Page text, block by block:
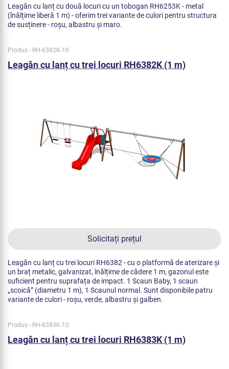
Leagăn cu lanț cu două locuri cu un tobogan RH6253K - metal
(înălțime liberă 1 m) - oferim trei variante de culori pentru structura
de susținere - roșu, albastru și maro.
Produs - RH-6382K-10
Leagăn cu lanț cu trei locuri RH6382K (1 m)
Solicitați prețul
Leagăn cu lanț cu trei locuri RH6382 - cu o platformă de aterizare și
un braț metalic, galvanizat, înălțime de cădere 1 m, gazonul este
suficient pentru suprafața de impact. 1 Scaun Baby, 1 scaun
„scoică” (diametru 1 m), 1 Scaunul normal. Sunt disponibile patru
variante de culori - roșu, verde, albastru și galben.
Produs - RH-6383K-10
Leagăn cu lanț cu trei locuri RH6383K (1 m)